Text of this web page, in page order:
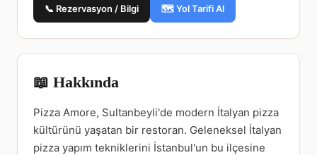
📞 Rezervasyon / Bilgi 🗺️ Yol Tarifi Al
📖 Hakkında
Pizza Amore, Sultanbeyli'de modern İtalyan pizza
kültürünü yaşatan bir restoran. Geleneksel İtalyan
pizza yapım tekniklerini İstanbul'un bu ilçesine